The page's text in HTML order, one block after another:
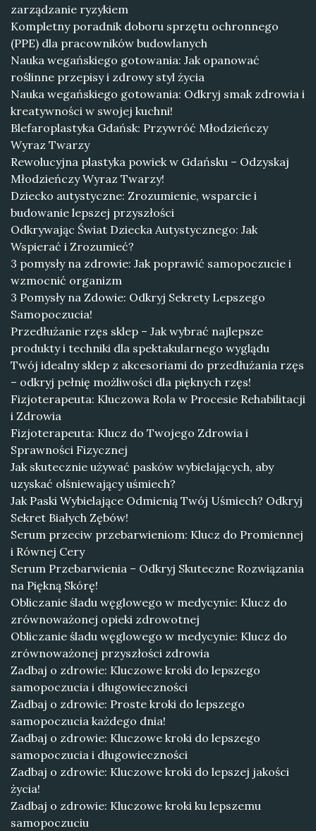
zarządzanie ryzykiem
Kompletny poradnik doboru sprzętu ochronnego
(PPE) dla pracowników budowlanych
Nauka wegańskiego gotowania: Jak opanować
roślinne przepisy i zdrowy styl życia
Nauka wegańskiego gotowania: Odkryj smak zdrowia i
kreatywności w swojej kuchni!
Blefaroplastyka Gdańsk: Przywróć Młodzieńczy
Wyraz Twarzy
Rewolucyjna plastyka powiek w Gdańsku – Odzyskaj
Młodzieńczy Wyraz Twarzy!
Dziecko autystyczne: Zrozumienie, wsparcie i
budowanie lepszej przyszłości
Odkrywając Świat Dziecka Autystycznego: Jak
Wspierać i Zrozumieć?
3 pomysły na zdrowie: Jak poprawić samopoczucie i
wzmocnić organizm
3 Pomysły na Zdowie: Odkryj Sekrety Lepszego
Samopoczucia!
Przedłużanie rzęs sklep – Jak wybrać najlepsze
produkty i techniki dla spektakularnego wyglądu
Twój idealny sklep z akcesoriami do przedłużania rzęs
– odkryj pełnię możliwości dla pięknych rzęs!
Fizjoterapeuta: Kluczowa Rola w Procesie Rehabilitacji
i Zdrowia
Fizjoterapeuta: Klucz do Twojego Zdrowia i
Sprawności Fizycznej
Jak skutecznie używać pasków wybielających, aby
uzyskać olśniewający uśmiech?
Jak Paski Wybielające Odmienią Twój Uśmiech? Odkryj
Sekret Białych Zębów!
Serum przeciw przebarwieniom: Klucz do Promiennej
i Równej Cery
Serum Przebarwienia – Odkryj Skuteczne Rozwiązania
na Piękną Skórę!
Obliczanie śladu węglowego w medycynie: Klucz do
zrównoważonej opieki zdrowotnej
Obliczanie śladu węglowego w medycynie: Klucz do
zrównoważonej przyszłości zdrowia
Zadbaj o zdrowie: Kluczowe kroki do lepszego
samopoczucia i długowieczności
Zadbaj o zdrowie: Proste kroki do lepszego
samopoczucia każdego dnia!
Zadbaj o zdrowie: Kluczowe kroki do lepszego
samopoczucia i długowieczności
Zadbaj o zdrowie: Kluczowe kroki do lepszej jakości
życia!
Zadbaj o zdrowie: Kluczowe kroki ku lepszemu
samopoczuciu